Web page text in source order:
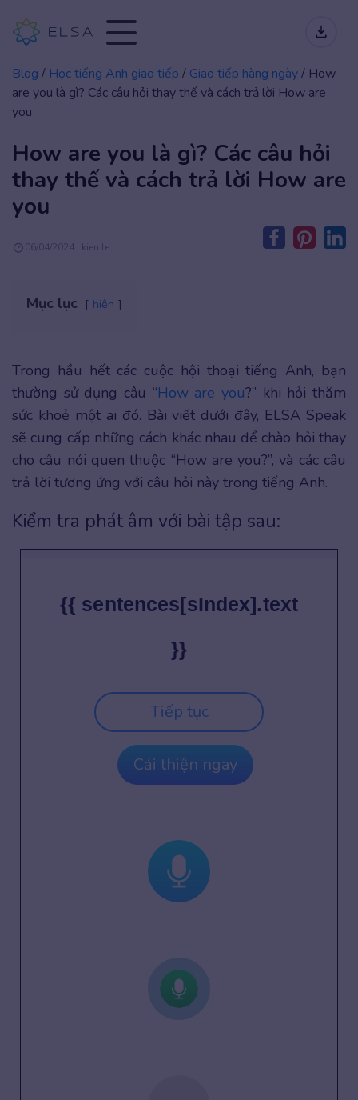
Blog / Học tiếng Anh giao tiếp / Giao tiếp hàng ngày/ How
are you là gì? Các câu hỏi thay thế và cách trả lời How are
you
How are you là gì? Các câu hỏi
thay thế và cách trả lời How are
you
06/04/2024 | kien.le
Mục lục hiện
Trong hầu hết các cuộc hội thoại tiếng Anh, bạn
thường sử dụng câu “How are you?” khi hỏi thăm
sức khoẻ một ai đó. Bài viết dưới đây, ELSA Speak
sẽ cung cấp những cách khác nhau để chào hỏi thay
cho câu nói quen thuộc “How are you?”, và các câu
trả lời tương ứng với câu hỏi này trong tiếng Anh.
Kiểm tra phát âm với bài tập sau:
{{ sentences[sIndex].text
}}
Tiếp tục
Cải thiện ngay